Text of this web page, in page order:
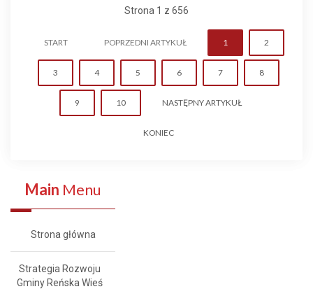
Strona 1 z 656
START POPRZEDNI ARTYKUŁ 1 2
3 4 5 6 7 8
9 10 NASTĘPNY ARTYKUŁ
KONIEC
Main Menu
Strona główna
Strategia Rozwoju
Gminy Reńska Wieś